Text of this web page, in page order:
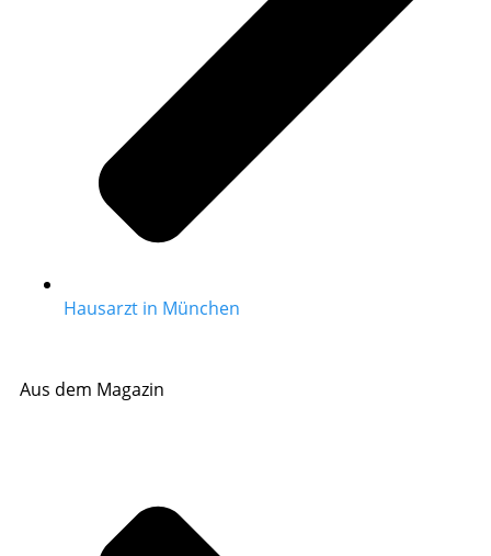
Hausarzt in München
Aus dem Magazin